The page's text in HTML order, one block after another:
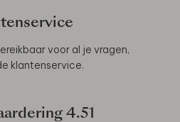
voor al je vragen,
klantenservice.
4.51